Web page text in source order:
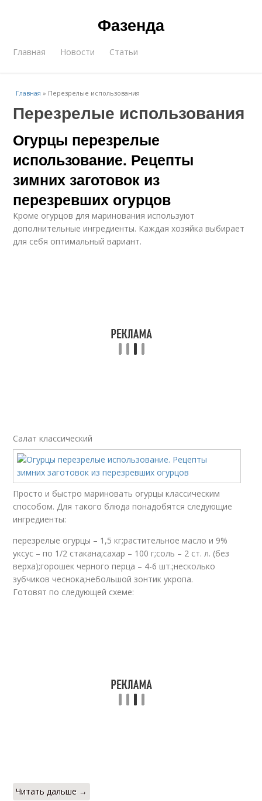
Фазенда
Главная Новости Статьи
Главная » Перезрелые использования
Перезрелые использования
Огурцы перезрелые
использование. Рецепты
зимних заготовок из
перезревших огурцов
Кроме огурцов для маринования используют
дополнительные ингредиенты. Каждая хозяйка выбирает
для себя оптимальный вариант.
Салат классический
Просто и быстро мариновать огурцы классическим
способом. Для такого блюда понадобятся следующие
ингредиенты:
перезрелые огурцы – 1,5 кг;растительное масло и 9%
уксус – по 1/2 стакана;сахар – 100 г;соль – 2 ст. л. (без
верха);горошек черного перца – 4-6 шт.;несколько
зубчиков чеснока;небольшой зонтик укропа.
Готовят по следующей схеме:
Читать дальше →